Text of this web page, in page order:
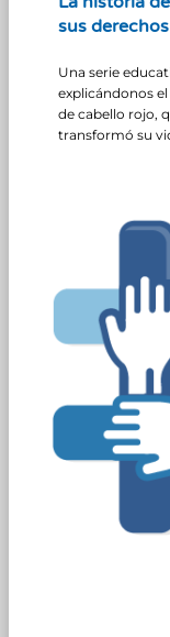
sus derechos
Una serie
explicándonos
de cabello rojo,
transformó su